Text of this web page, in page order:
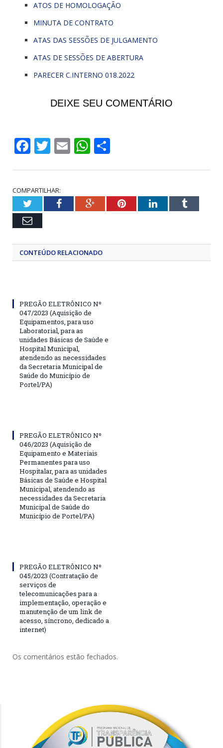
ATOS DE HOMOLOGAÇÃO
MINUTA DE CONTRATO
ATAS DAS SESSÕES DE JULGAMENTO
ATAS DE SESSÕES DE ABERTURA
PARECER C.INTERNO 018.2022
DEIXE SEU COMENTÁRIO
Facebook
Twitter
EmailWhatsApp
COMPARTILHAR:
TwitterFacebookGoogle+PinterestLinkedInTumblr
Email
CONTEÚDO RELACIONADO
PREGÃO ELETRÔNICO Nº
047/2023 (Aquisição de
Equipamentos, para uso
Laboratorial, para as
unidades Básicas de Saúde e
Hospital Municipal,
atendendo as necessidades
da Secretaria Municipal de
Saúde do Município de
Portel/PA)
PREGÃO ELETRÔNICO Nº
046/2023 (Aquisição de
Equipamento e Materiais
Permanentes para uso
Hospitalar, para as unidades
Básicas de Saúde e Hospital
Municipal, atendendo as
necessidades da Secretaria
Municipal de Saúde do
Município de Portel/PA)
PREGÃO ELETRÔNICO Nº
045/2023 (Contratação de
serviços de
telecomunicações para a
implementação, operação e
manutenção de um link de
acesso, síncrono, dedicado a
internet)
Os comentários estão fechados.